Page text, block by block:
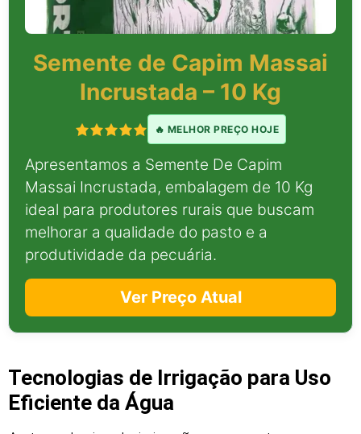
Semente de Capim Massai
Incrustada – 10 Kg
🔥 MELHOR PREÇO HOJE
Apresentamos a Semente De Capim
Massai Incrustada, embalagem de 10 Kg
ideal para produtores rurais que buscam
melhorar a qualidade do pasto e a
produtividade da pecuária.
Ver Preço Atual
Tecnologias de Irrigação para Uso
Eficiente da Água